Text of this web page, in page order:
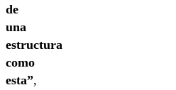
de
una
estructura
como
esta”,